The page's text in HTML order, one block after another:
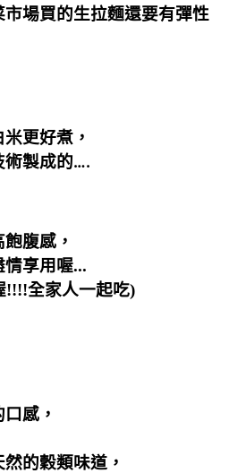
場買的生拉麵還要有彈性
更好煮，
術製成的….
飽腹感 ，
享用喔...
!!!!全家人一起吃)
感，
的穀類味道，